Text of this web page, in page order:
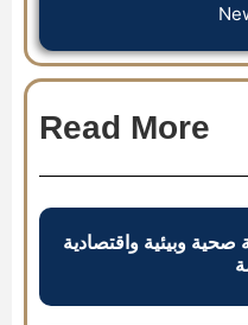
Read More
وبيئية واقتصادية